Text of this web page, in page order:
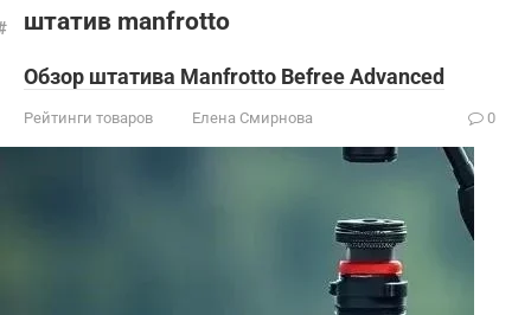
штатив manfrotto
Обзор штатива Manfrotto Befree Advanced
Рейтинги товаров Елена Смирнова 0